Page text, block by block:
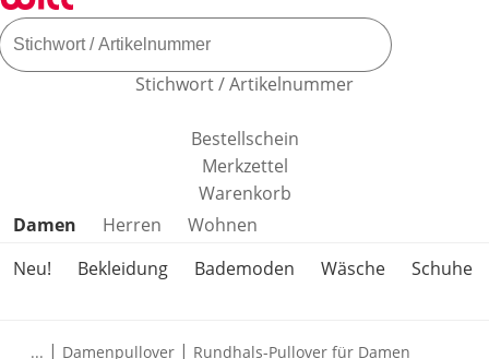
Stichwort / Artikelnummer
Bestellschein
Merkzettel
Warenkorb
Produktkategorien überspringen
Damen Herren
Wohnen
Neu!
Bekleidung Bademoden Wäsche Schuhe
... | Damenpullover | Rundhals-Pullover für Damen